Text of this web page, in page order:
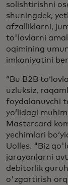
solishtirishni
shuningdek,
afzalliklarni,
to'lovlarni
oqimining
imkoniyatini
“Bu B2B
uzluksiz,
foydalanuvchi
yoʻlidagi
Mastercard
yechimlari
Uolles. "Biz
jarayonlarni
debitorlik
o'zgartirish